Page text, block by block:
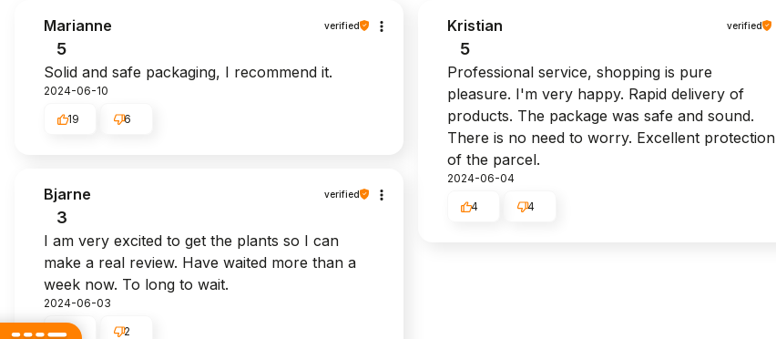
Marianne verified
5
Solid and safe packaging, I recommend it.
2024-06-10
19 6
Kristian verified
5
Professional service, shopping is pure
pleasure. I'm very happy. Rapid delivery of
products. The package was safe and sound.
There is no need to worry. Excellent protection
of the parcel.
2024-06-04
4 4
Bjarne verified
3
I am very excited to get the plants so I can
make a real review. Have waited more than a
week now. To long to wait.
2024-06-03
2